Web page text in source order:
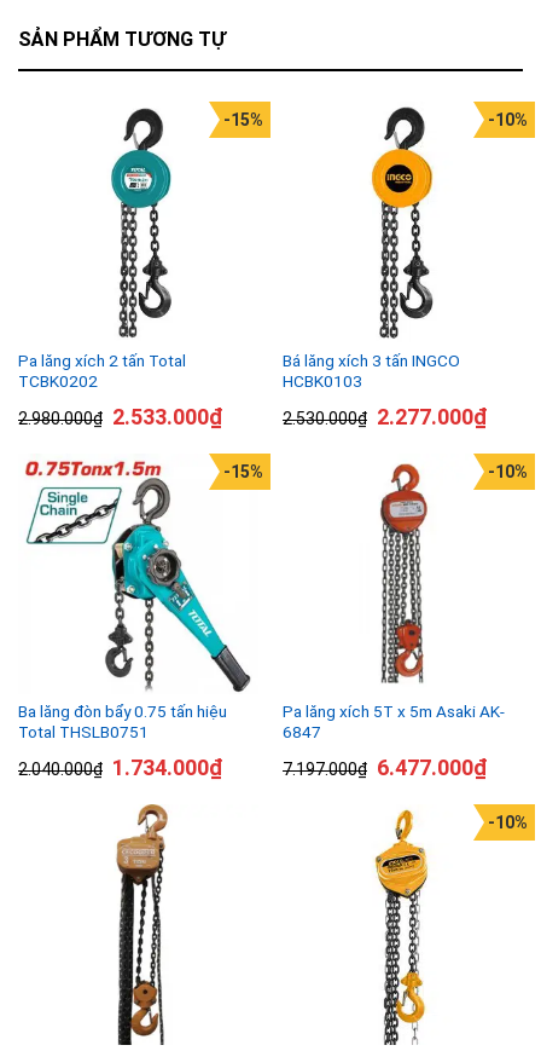
SẢN PHẨM TƯƠNG TỰ
Pa lăng xích 2 tấn Total
TCBK0202
2.980.000₫
-15%
2.533.000₫
Bá lăng xích 3 tấn INGCO
HCBK0103
2.530.000₫
-10%
2.277.000₫
Ba lăng đòn bẩy 0.75 tấn hiệu
Total THSLB0751
2.040.000₫
-15%
1.734.000₫
Pa lăng xích 5T x 5m Asaki AK-
6847
7.197.000₫
-10%
6.477.000₫
-10%